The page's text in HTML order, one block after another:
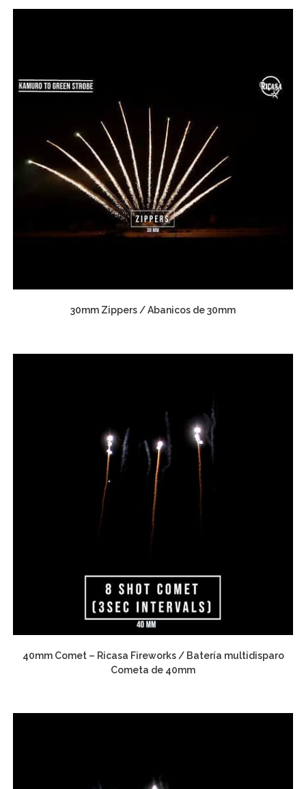
30mm Zippers / Abanicos de 30mm
40mm Comet – Ricasa Fireworks / Batería multidisparo
Cometa de 40mm